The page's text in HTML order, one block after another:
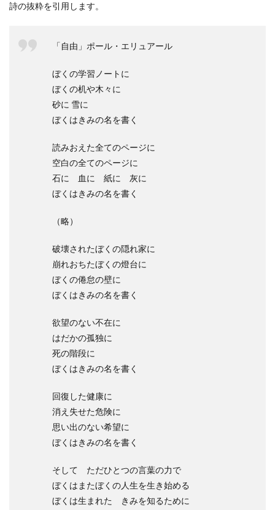
詩の抜粋を引用します。
「自由」ポール・エリュアール
ぼくの学習ノートに
ぼくの机や木々に
砂に 雪に
ぼくはきみの名を書く
読みおえた全てのページに
空白の全てのページに
石に 血に 紙に 灰に
ぼくはきみの名を書く
（略）
破壊されたぼくの隠れ家に
崩れおちたぼくの燈台に
ぼくの倦怠の壁に
ぼくはきみの名を書く
欲望のない不在に
はだかの孤独に
死の階段に
ぼくはきみの名を書く
回復した健康に
消え失せた危険に
思い出のない希望に
ぼくはきみの名を書く
そして ただひとつの言葉の力で
ぼくはまたぼくの人生を生き始める
ぼくは生まれた きみを知るために